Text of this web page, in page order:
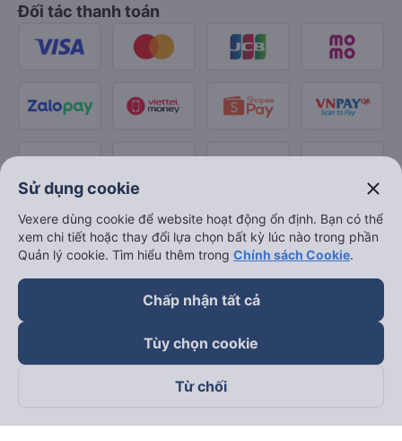
Đối tác thanh toán
Theo dõi chúng tôi trên
Sử dụng cookie close
Vexere dùng cookie để website hoạt động ổn định. Bạn có thể
xem chi tiết hoặc thay đổi lựa chọn bất kỳ lúc nào trong phần
Quản lý cookie. Tìm hiểu thêm trong Chính sách Cookie.
Chấp nhận tất cả
Tùy chọn cookie
Từ chối